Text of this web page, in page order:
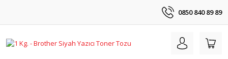
0850 840 89 89